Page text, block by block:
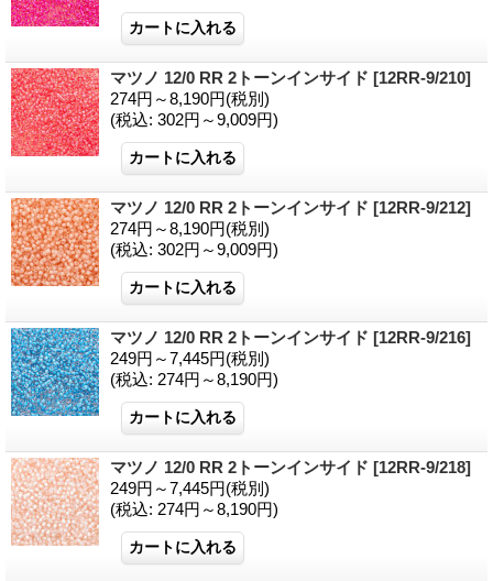
マツノ 12/0 RR 2トーンインサイド [12RR-9/210]
274円～8,190円(税別)
(税込: 302円～9,009円)
マツノ 12/0 RR 2トーンインサイド [12RR-9/212]
274円～8,190円(税別)
(税込: 302円～9,009円)
マツノ 12/0 RR 2トーンインサイド [12RR-9/216]
249円～7,445円(税別)
(税込: 274円～8,190円)
マツノ 12/0 RR 2トーンインサイド [12RR-9/218]
249円～7,445円(税別)
(税込: 274円～8,190円)